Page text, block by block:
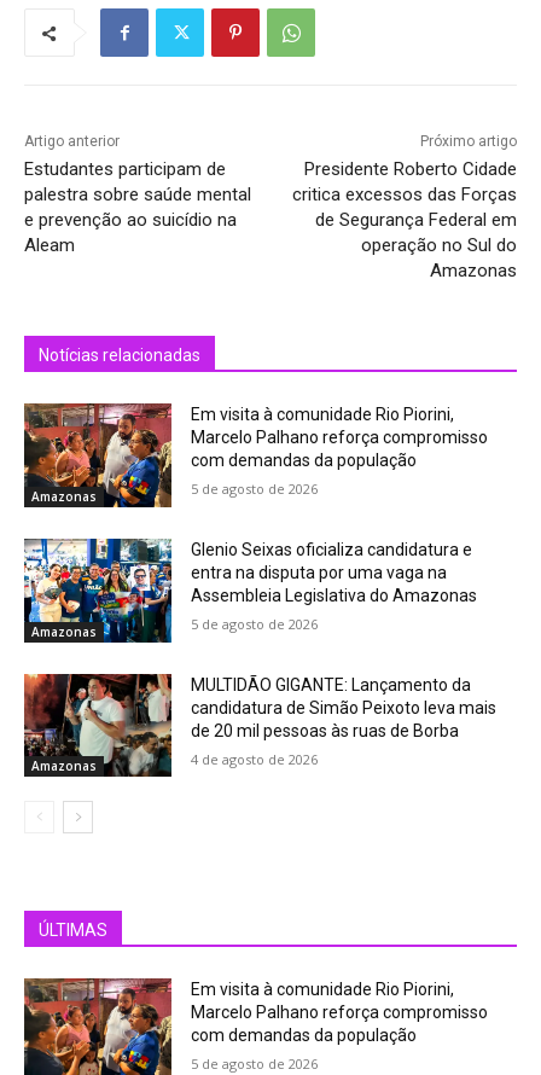
Artigo anterior
Estudantes participam de
palestra sobre saúde mental
e prevenção ao suicídio na
Aleam
Próximo artigo
Presidente Roberto Cidade
critica excessos das Forças
de Segurança Federal em
operação no Sul do
Amazonas
Notícias relacionadas
Amazonas
Em visita à comunidade Rio Piorini,
Marcelo Palhano reforça compromisso
com demandas da população
5 de agosto de 2026
Amazonas
Glenio Seixas oficializa candidatura e
entra na disputa por uma vaga na
Assembleia Legislativa do Amazonas
5 de agosto de 2026
Amazonas
MULTIDÃO GIGANTE: Lançamento da
candidatura de Simão Peixoto leva mais
de 20 mil pessoas às ruas de Borba
4 de agosto de 2026
ÚLTIMAS
Em visita à comunidade Rio Piorini,
Marcelo Palhano reforça compromisso
com demandas da população
5 de agosto de 2026